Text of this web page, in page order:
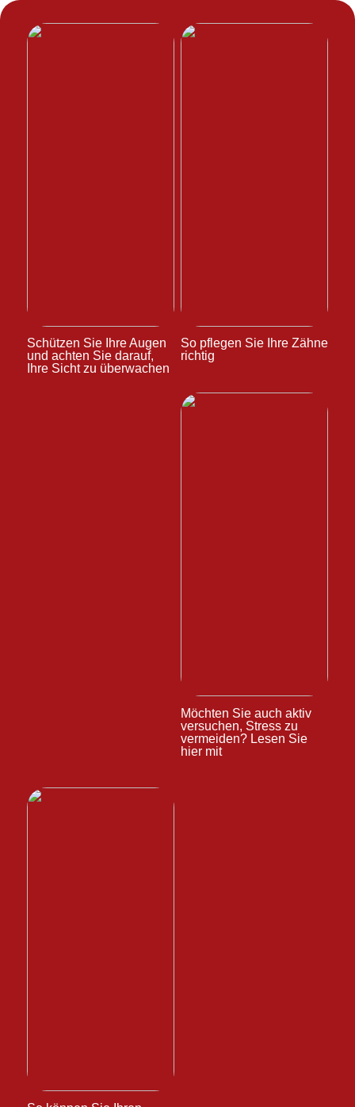
Schützen Sie Ihre Augen
und achten Sie darauf,
Ihre Sicht zu überwachen
So pflegen Sie Ihre Zähne
richtig
Möchten Sie auch aktiv
versuchen, Stress zu
vermeiden? Lesen Sie
hier mit